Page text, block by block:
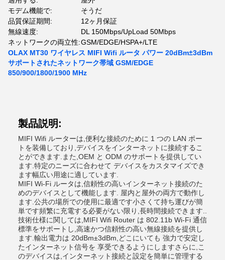
モデム機能で:
そうだ
品質保証期間:
12ヶ月保証
無線速度:
DL 150Mbps/UpLoad 50Mbps
ネットワークの両立性:GSM/EDGE/HSPA+/LTE
OLAX MT30 ワイヤレス MIFI Wifi ルータ パワー 20dBm±3dBm
サポートされたネットワーク帯域 GSM/EDGE
850/900/1800/1900 MHz
製品説明:
MIFI Wifi ルーターは,便利な接続のために 1 つの LAN ポー
トを装備しており,デバイスをインターネットに接続するこ
とができます.また,OEM と ODM のサポートを提供してい
ます.特定のニーズに合わせて デバイスをカスタマイズでき
ます幅広い用途に適しています.
MIFI Wi-Fi ルータは,信頼性の高いインターネット接続のた
めのデバイスとして機能します. 屋内と屋外の両方で動作し
ます.公共の場所での使用に最適です小さくて持ち運びが簡
単です頻繁に充電する必要がない限り,長時間接続できます..
技術仕様に関しては,MIFI Wifi Router は 802.11b Wi-Fi 通信
標準をサポートし,高速かつ信頼性の高い無線接続を提供し
ます.輸出電力は 20dBm±3dBm,どこにいても 強力で安定し
たインターネット信号を 享受できるようにしますさらに,こ
のデバイスは,インターネット接続と設定を簡単に管理する